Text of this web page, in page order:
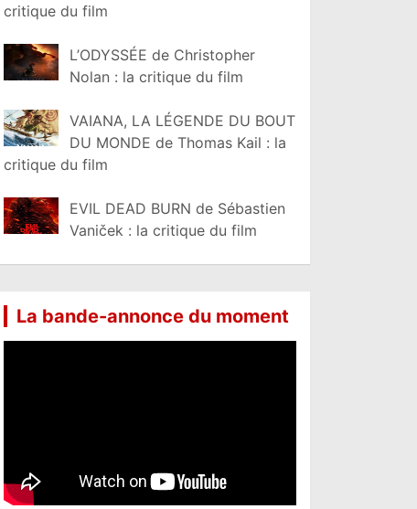
critique du film
L’ODYSSÉE de Christopher
Nolan : la critique du film
VAIANA, LA LÉGENDE DU BOUT
DU MONDE de Thomas Kail : la
critique du film
EVIL DEAD BURN de Sébastien
Vaniček : la critique du film
La bande-annonce du moment